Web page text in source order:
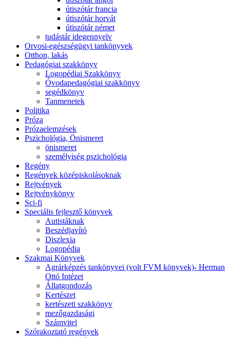
útiszótár francia
útiszótár horvát
útiszótár német
tudástár idegennyelv
Orvosi-egészségügyi tankönyvek
Otthon, lakás
Pedagógiai szakkönyv
Logopédiai Szakkönyv
Óvodapedagógiai szakkönyv
segédkönyv
Tanmenetek
Politika
Próza
Prózaelemzések
Pszichológia, Önismeret
önismeret
személyiség pszichológia
Regény
Regények középiskolásoknak
Rejtvények
Rejtvénykönyv
Sci-fi
Speciális fejlesztő könyvek
Autistáknak
Beszédjavító
Diszlexia
Logopédia
Szakmai Könyvek
Agrárképzés tankönyvei (volt FVM könyvek)- Herman
Ottó Intézet
Állatgondozás
Kertészet
kertészeti szakkönyv
mezőgazdasági
Számvitel
Szórakoztató regények